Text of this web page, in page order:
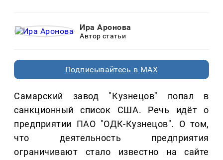
Ира Аронова
Автор статьи
Подписывайтесь в MAX
Самарский завод "Кузнецов" попал в
санкционный список США. Речь идёт о
предприятии ПАО "ОДК-Кузнецов". О том,
что деятельность предприятия
ограничивают стало известно на сайте